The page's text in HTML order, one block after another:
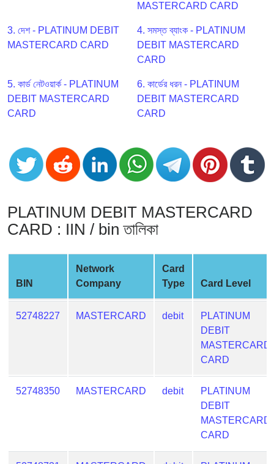
BIN
CC
Generator
Banks
Credit
Validator
Credit
Card
Random
Credit
Generator
Generate
Card
from
Card
Checker
is
MASTERCARD CARD
3. দেশ - PLATINUM DEBIT
MASTERCARD CARD
4. সমস্ত ব্যাংক - PLATINUM
DEBIT MASTERCARD
CARD
5. কার্ড নেটওয়ার্ক - PLATINUM
DEBIT MASTERCARD
CARD
6. কার্ডের ধরন - PLATINUM
DEBIT MASTERCARD
CARD
PLATINUM DEBIT MASTERCARD
CARD : IIN / bin তালিকা
BIN
Network
Company
Card
Type
Card Level
52748227 MASTERCARD debit
PLATINUM
DEBIT
MASTERCARD
CARD
52748350 MASTERCARD debit
PLATINUM
DEBIT
MASTERCARD
CARD